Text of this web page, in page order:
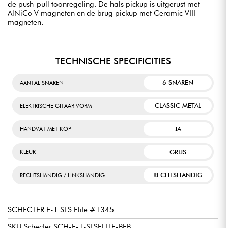
de push-pull toonregeling. De hals pickup is uitgerust met
AlNiCo V magneten en de brug pickup met Ceramic VIII
magneten.
TECHNISCHE SPECIFICITIES
AANTAL SNAREN 6 SNAREN
ELEKTRISCHE GITAAR VORM CLASSIC METAL
HANDVAT MET KOP JA
KLEUR GRIJS
RECHTSHANDIG / LINKSHANDIG RECHTSHANDIG
SCHECTER E-1 SLS Elite #1345